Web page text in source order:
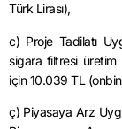
Türk Lirası),
c) Proje Tadilatı
sigara filtresi üretim
için 10.039 TL
ç) Piyasaya Arz